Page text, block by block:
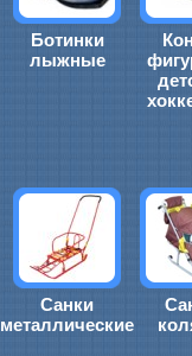
Ботинки
лыжные
Санки
металлические